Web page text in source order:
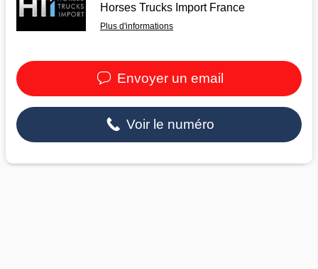
Horses Trucks Import France
Plus d'informations
Envoyer un email
Voir le numéro